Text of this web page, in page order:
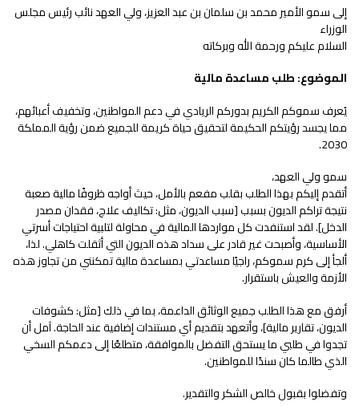
إلى سمو الأمير محمد بن سلمان بن عبد العزيز، ولي العهد نائب رئيس مجلس
الوزراء
السلام عليكم ورحمة الله وبركاته
الموضوع: طلب مساعدة مالية
يُعرف سموكم الكريم بدوركم الريادي في دعم المواطنين، وتخفيف أعبائهم،
مما يجسد رؤيتكم الحكيمة لتحقيق حياة كريمة للجميع ضمن رؤية المملكة
2030.
سمو ولي العهد،
أتقدم إليكم بهذا الطلب بقلب مفعم بالأمل، حيث أواجه ظروفًا مالية صعبة
نتيجة تراكم الديون بسبب [سبب الديون، مثل: تكاليف علاج، فقدان مصدر
الدخل]. لقد استنفدت كل مواردها المالية في محاولة لتلبية احتياجات أسرتي
الأساسية، وأصبحت غير قادر على سداد هذه الديون التي أثقلت كاهلي. لذا،
ألجأ إلى كرم سموكم، راجيًا مساعدتي بمساعدة مالية تمكنني من تجاوز هذه
الأزمة والعيش باستقرار.
أرفق مع هذا الطلب جميع الوثائق الداعمة، بما في ذلك [مثل: كشوفات
الديون، تقارير مالية]، وأتعهد بتقديم أي مستندات إضافية عند الحاجة. آمل أن
تجدوا في طلبي ما يستحق التفضل بالموافقة، متطلعًا إلى دعمكم السخي
الذي طالما كان سندًا للمواطنين.
وتفضلوا بقبول خالص الشكر والتقدير.